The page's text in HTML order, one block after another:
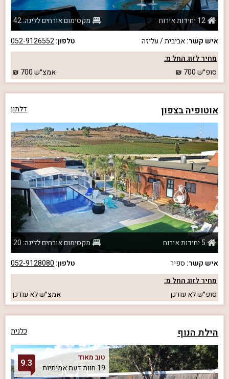
12 יחידות אירוח
מקסימום אורחים ללינה: 42
איש קשר:אביבית / עליזה טלפון:052-9126552
מחיר לזוג החל מ:
סופ״ש700 אמצ״ש700
אוטופיה בצפון דלתון
5 יחידות אירוח
מקסימום אורחים ללינה: 20
איש קשר: ספיר טלפון: 052-9128080
מחיר לזוג החל מ:
סופ״שלא עודכן אמצ״שלא עודכן
הילת הנוף כלנית
טוב מאוד
19 חוות דעת אמיתיות
9.3